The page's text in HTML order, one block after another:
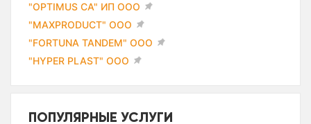
"OPTIMUS CA" ИП ООО
"MAXPRODUCT" ООО
"FORTUNA TANDEM" ООО
"HYPER PLAST" ООО
ПОПУЛЯРНЫЕ УСЛУГИ